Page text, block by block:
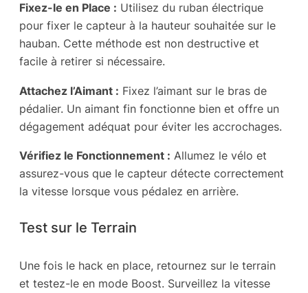
Fixez-le en Place : Utilisez du ruban électrique
pour fixer le capteur à la hauteur souhaitée sur le
hauban. Cette méthode est non destructive et
facile à retirer si nécessaire.
Attachez l’Aimant : Fixez l’aimant sur le bras de
pédalier. Un aimant fin fonctionne bien et offre un
dégagement adéquat pour éviter les accrochages.
Vérifiez le Fonctionnement : Allumez le vélo et
assurez-vous que le capteur détecte correctement
la vitesse lorsque vous pédalez en arrière.
Test sur le Terrain
Une fois le hack en place, retournez sur le terrain
et testez-le en mode Boost. Surveillez la vitesse